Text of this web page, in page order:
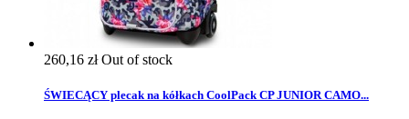
260,16 złOut of stock
ŚWIECĄCY plecak na kółkach CoolPack CP JUNIOR CAMO...